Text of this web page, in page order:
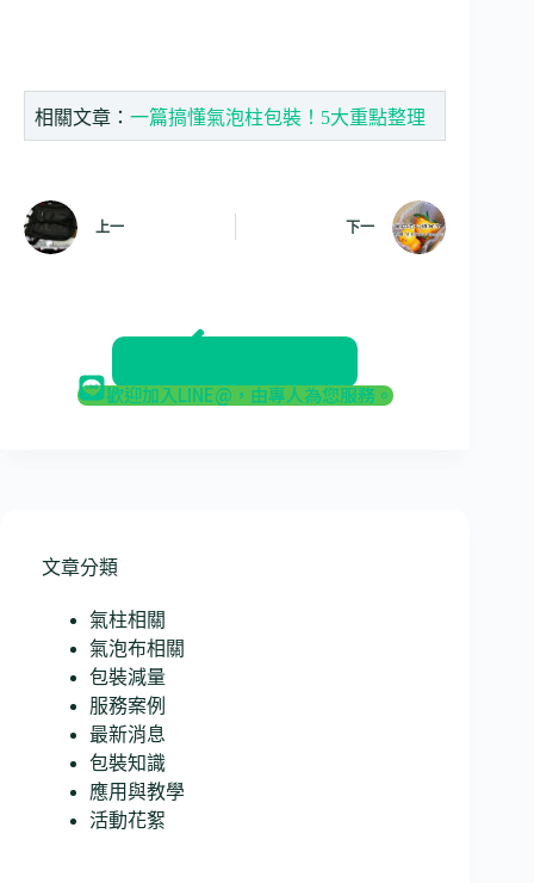
相關文章： 一篇搞懂氣泡柱包裝！5大重點整理
上一 下一
歡迎加入LINE@，由專人為您服務。
文章分類
氣柱相關
氣泡布相關
包裝減量
服務案例
最新消息
包裝知識
應用與教學
活動花絮